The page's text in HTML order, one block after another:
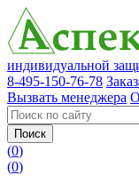
индивидуальной
8-495-150-76-78
Вызвать менеджера
Поиск
(0)
(0)